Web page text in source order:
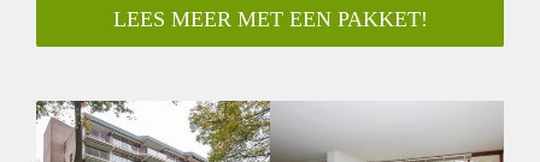
Garantiestelling mogelijk: Ja
Borg: 1 Maand
Huisdieren toegestaan: Afhankelijk van de Eigenaar
Huurtoeslag grens: Nee
LEES MEER MET EEN PAKKET!